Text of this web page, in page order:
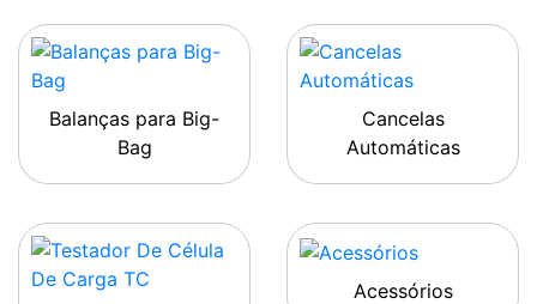
Balanças para Big-
Bag
Cancelas
Automáticas
Acessórios